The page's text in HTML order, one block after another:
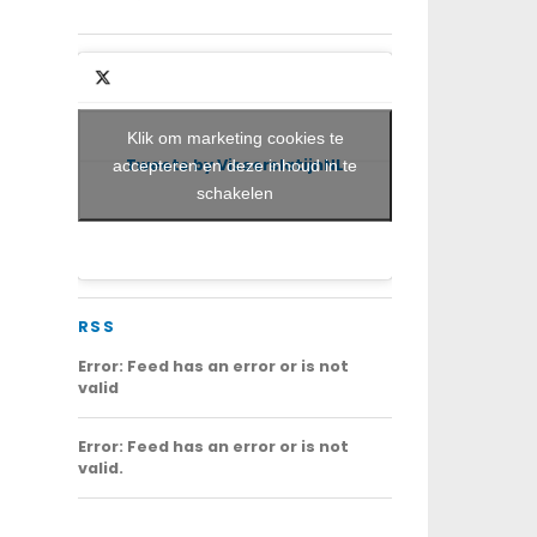
Tweets by VisserslatijnNL
Klik om marketing cookies te
accepteren en deze inhoud in te
schakelen
RSS
Error: Feed has an error or is not
valid
Error: Feed has an error or is not
valid.